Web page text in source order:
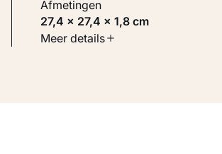
Afmetingen
27,4 × 27,4 × 1,8 cm
Soort werk
Meer details